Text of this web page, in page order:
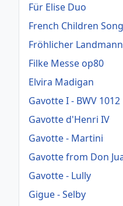
Für Elise Duo
French Children
Fröhlicher
Filke Messe op80
Elvira Madigan
Gavotte I - BWV 1012
Gavotte d'Henri IV
Gavotte - Martini
Gavotte from Don
Gavotte - Lully
Gigue - Selby